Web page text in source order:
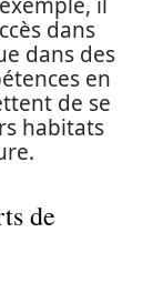
dans
dans des
en
de se
habitats
de